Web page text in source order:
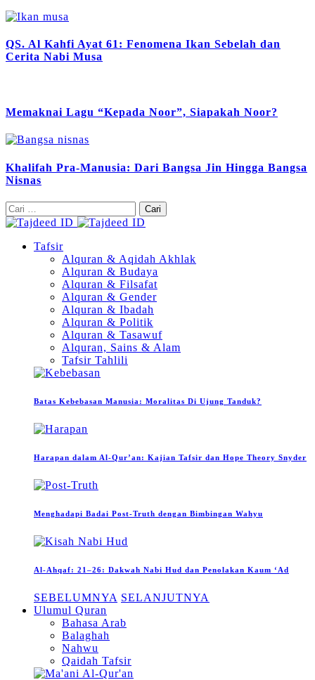
QS. Al Kahfi Ayat 61: Fenomena Ikan Sebelah dan
Cerita Nabi Musa
Memaknai Lagu “Kepada Noor”, Siapakah Noor?
Khalifah Pra-Manusia: Dari Bangsa Jin Hingga Bangsa
Nisnas
Cari
untuk:
Tafsir
Alquran & Aqidah Akhlak
Alquran & Budaya
Alquran & Filsafat
Alquran & Gender
Alquran & Ibadah
Alquran & Politik
Alquran & Tasawuf
Alquran, Sains & Alam
Tafsir Tahlili
Batas Kebebasan Manusia: Moralitas Di Ujung Tanduk?
Harapan dalam Al-Qur’an: Kajian Tafsir dan Hope Theory Snyder
Menghadapi Badai Post-Truth dengan Bimbingan Wahyu
Al-Ahqaf: 21–26: Dakwah Nabi Hud dan Penolakan Kaum ‘Ad
SEBELUMNYA SELANJUTNYA
Ulumul Quran
Bahasa Arab
Balaghah
Nahwu
Qaidah Tafsir